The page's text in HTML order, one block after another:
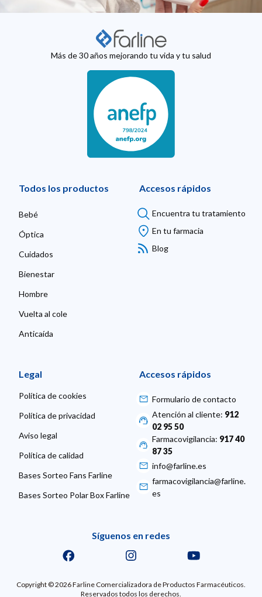
Más de 30 años mejorando tu vida y tu salud
Todos los productos
Bebé
Óptica
Cuidados
Bienestar
Hombre
Vuelta al cole
Anticaída
Accesos rápidos
Encuentra tu tratamiento
En tu farmacia
Blog
Legal
Política de cookies
Política de privacidad
Aviso legal
Política de calidad
Bases Sorteo Fans Farline
Bases Sorteo Polar Box Farline
Síguenos en redes
Accesos rápidos
Formulario de contacto
Atención al cliente: 912
02 95 50
Farmacovigilancia: 917 40
87 35
info@farline.es
farmacovigilancia@farline.
es
Copyright © 2026 Farline Comercializadora de Productos Farmacéuticos.
Reservados todos los derechos.